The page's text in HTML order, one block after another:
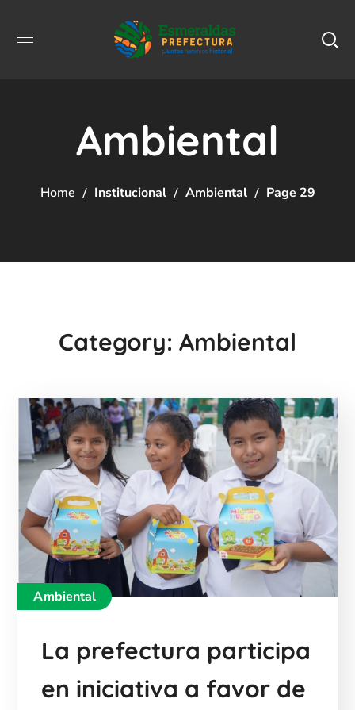
Ambiental
Home Institucional Ambiental Page 29
Category: Ambiental
Ambiental
La prefectura participa
en iniciativa a favor de